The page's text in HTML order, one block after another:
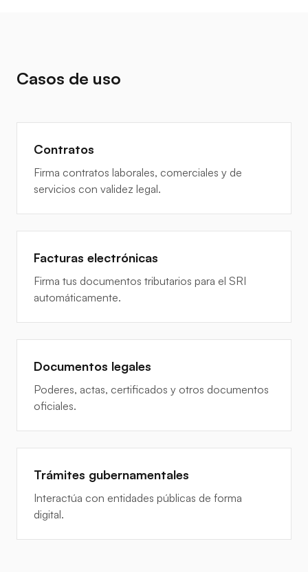
Casos de uso
Contratos
Firma contratos laborales, comerciales y de
servicios con validez legal.
Facturas electrónicas
Firma tus documentos tributarios para el SRI
automáticamente.
Documentos legales
Poderes, actas, certificados y otros documentos
oficiales.
Trámites gubernamentales
Interactúa con entidades públicas de forma
digital.